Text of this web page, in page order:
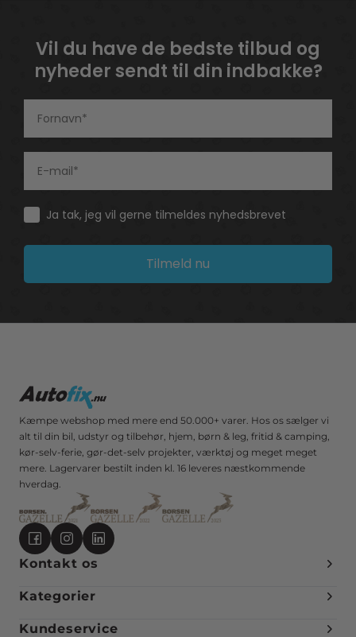
Vil du have de bedste tilbud og
nyheder sendt til din indbakke?
Consent
Ja tak, jeg vil gerne tilmeldes nyhedsbrevet
Tilmeld nu
Kæmpe webshop med mere end 50.000+ varer. Hos os sælger vi
alt til din bil, udstyr og tilbehør, hjem, børn & leg, fritid & camping,
kør-selv-ferie, gør-det-selv projekter, værktøj og meget meget
mere. Lagervarer bestilt inden kl. 16 leveres næstkommende
hverdag.
Kontakt os
Kategorier
Kundeservice